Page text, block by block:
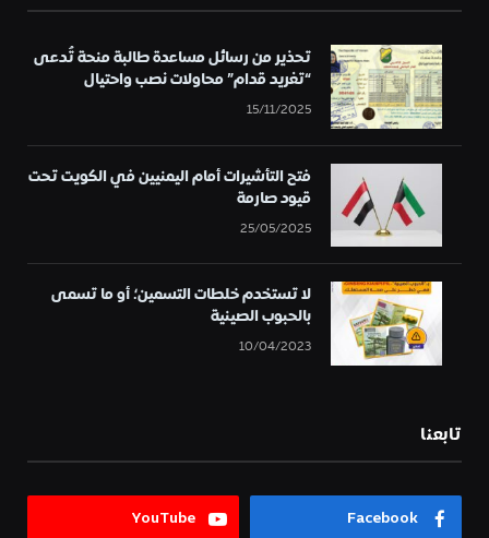
تحذير من رسائل مساعدة طالبة منحة تُدعى
“تغريد قدام” محاولات نصب واحتيال
15/11/2025
فتح التأشيرات أمام اليمنيين في الكويت تحت
قيود صارمة
25/05/2025
لا تستخدم خلطات التسمين؛ أو ما تسمى
بالحبوب الصينية
10/04/2023
تابعنا
Facebook
YouTube